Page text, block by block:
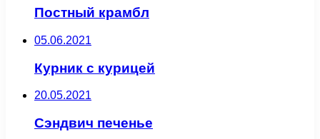
Постный крамбл
05.06.2021
Курник с курицей
20.05.2021
Сэндвич печенье